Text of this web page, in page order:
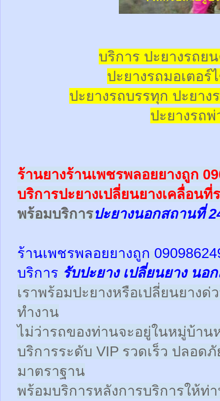
บริการ ปะยางรถย
ปะยางรถมอเตอร์
ปะยางรถบรรทุก ปะยา
ปะยางรถ
ร้านยางร้านเพชรพลอยยางถูก
บริการปะยางเปลี่ยนยางเคลื่อนที่
พร้อมบริการปะยางนอกสถานที่
ร้านเพชรพลอยยางถูก
บริการ รับปะยาง เปลี่ยนยาง นอ
เราพร้อมปะยางหรือเปลี่ยนยาง
ทำงาน
ไม่ว่ารถของท่านจะอยู่ในหมู่บ้าน
บริการระดับ VIP รวดเร็ว ปลอด
มาตราฐาน
พร้อมบริการหลังการบริการให้ท่